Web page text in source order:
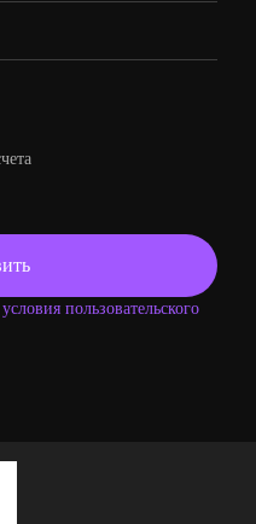
условия пользовательского